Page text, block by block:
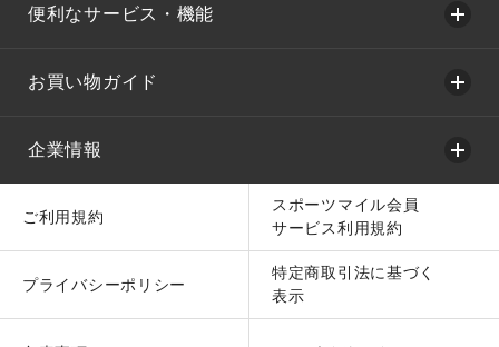
便利なサービス・機能
お買い物ガイド
企業情報
ご利用規約
スポーツマイル会員
サービス利用規約
プライバシーポリシー
特定商取引法に基づく
表示